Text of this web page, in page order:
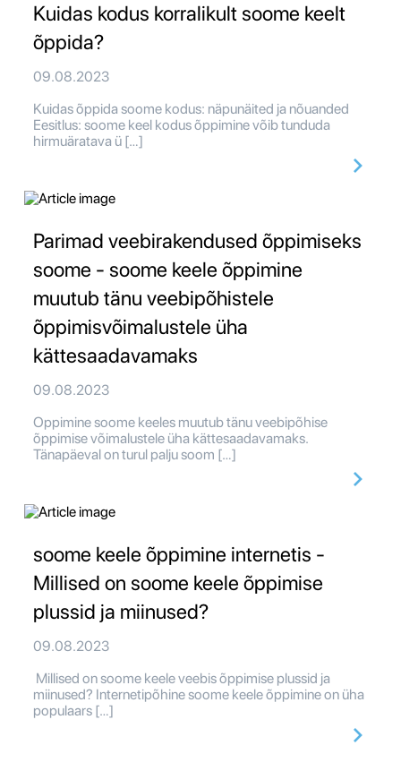
Kuidas kodus korralikult soome keelt
õppida?
09.08.2023
Kuidas õppida soome kodus: näpunäited ja nõuanded
Eesitlus: soome keel kodus õppimine võib tunduda
hirmuäratava ü […]
Parimad veebirakendused õppimiseks
soome - soome keele õppimine
muutub tänu veebipõhistele
õppimisvõimalustele üha
kättesaadavamaks
09.08.2023
Oppimine soome keeles muutub tänu veebipõhise
õppimise võimalustele üha kättesaadavamaks.
Tänapäeval on turul palju soom […]
soome keele õppimine internetis -
Millised on soome keele õppimise
plussid ja miinused?
09.08.2023
Millised on soome keele veebis õppimise plussid ja
miinused? Internetipõhine soome keele õppimine on üha
populaars […]